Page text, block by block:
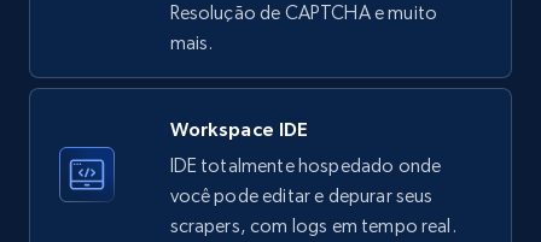
3.5K+ Comece grátis
Instagram - Profiles
Account, Fbid, ID, Followers, Posts count, Is
business account, Is professional account, Is
verified, and more.
Resolução de CAPTCHA e muito
mais.
Workspace IDE
IDE totalmente hospedado onde
você pode editar e depurar seus
scrapers, com logs em tempo real.